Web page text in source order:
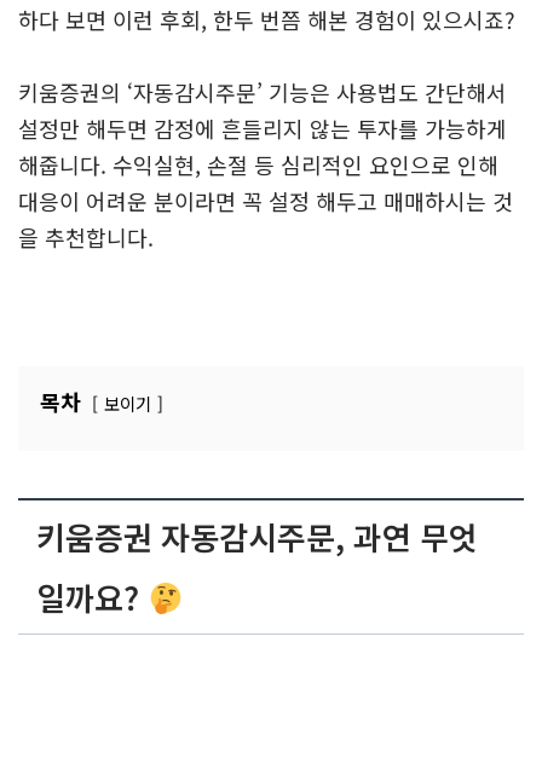
하다 보면 이런 후회, 한두 번쯤 해본 경험이 있으시죠?
키움증권의 ‘자동감시주문’ 기능은 사용법도 간단해서
설정만 해두면 감정에 흔들리지 않는 투자를 가능하게
해줍니다. 수익실현, 손절 등 심리적인 요인으로 인해
대응이 어려운 분이라면 꼭 설정 해두고 매매하시는 것
을 추천합니다.
목차 보이기
키움증권 자동감시주문, 과연 무엇
일까요?